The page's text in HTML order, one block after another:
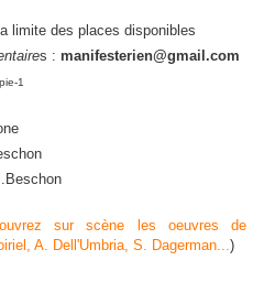
limite des places disponibles
s : manifesterien@gmail.com
sur scène les oeuvres de
A. Dell'Umbria, S. Dagerman...)